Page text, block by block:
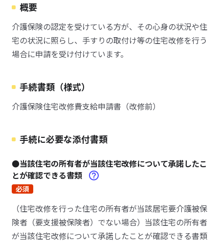
概要
介護保険の認定を受けている方が、その心身の状況や住
宅の状況に照らし、手すりの取付け等の住宅改修を行う
場合に申請を受け付けています。
手続書類（様式）
介護保険住宅改修費支給申請書（改修前）
手続に必要な添付書類
●当該住宅の所有者が当該住宅改修について承諾したこ
とが確認できる書類
必須
（住宅改修を行った住宅の所有者が当該居宅要介護被保
険者（要支援被保険者）でない場合）当該住宅の所有者
が当該住宅改修について承諾したことが確認できる書類